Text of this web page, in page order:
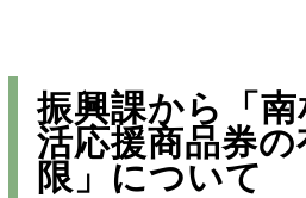
振興課から「
活応援商品券の
限」について